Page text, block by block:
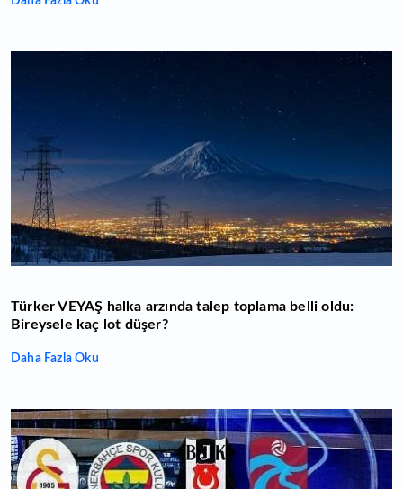
Türker VEYAŞ halka arzında talep toplama belli oldu:
Bireysele kaç lot düşer?
Daha Fazla Oku